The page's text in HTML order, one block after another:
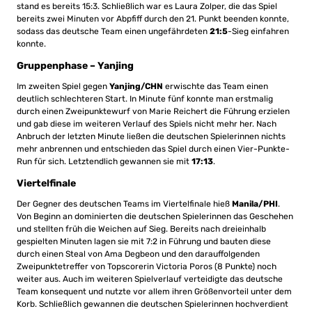
stand es bereits 15:3. Schließlich war es Laura Zolper, die das Spiel
bereits zwei Minuten vor Abpfiff durch den 21. Punkt beenden konnte,
sodass das deutsche Team einen ungefährdeten 21:5-Sieg einfahren
konnte.
Gruppenphase – Yanjing
Im zweiten Spiel gegen Yanjing/CHN erwischte das Team einen
deutlich schlechteren Start. In Minute fünf konnte man erstmalig
durch einen Zweipunktewurf von Marie Reichert die Führung erzielen
und gab diese im weiteren Verlauf des Spiels nicht mehr her. Nach
Anbruch der letzten Minute ließen die deutschen Spielerinnen nichts
mehr anbrennen und entschieden das Spiel durch einen Vier-Punkte-
Run für sich. Letztendlich gewannen sie mit 17:13.
Viertelfinale
Der Gegner des deutschen Teams im Viertelfinale hieß Manila/PHI.
Von Beginn an dominierten die deutschen Spielerinnen das Geschehen
und stellten früh die Weichen auf Sieg. Bereits nach dreieinhalb
gespielten Minuten lagen sie mit 7:2 in Führung und bauten diese
durch einen Steal von Ama Degbeon und den darauffolgenden
Zweipunktetreffer von Topscorerin Victoria Poros (8 Punkte) noch
weiter aus. Auch im weiteren Spielverlauf verteidigte das deutsche
Team konsequent und nutzte vor allem ihren Größenvorteil unter dem
Korb. Schließlich gewannen die deutschen Spielerinnen hochverdient